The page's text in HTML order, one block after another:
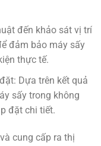
đến khảo sát vị trí
đảm bảo máy sấy
thực tế.
Dựa trên kết quả
sấy trong không
đặt chi tiết.